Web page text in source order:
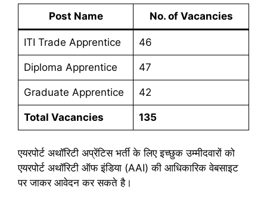
Post Name No. of Vacancies
ITI Trade Apprentice 46
Diploma Apprentice 47
Graduate Apprentice 42
Total Vacancies 135
एयरपोर्ट अथॉरिटी अप्रेंटिस भर्ती के लिए इच्छुक उम्मीदवारों को
एयरपोर्ट अथॉरिटी ऑफ इंडिया (AAI) की आधिकारिक वेबसाइट
पर जाकर आवेदन कर सकते है।